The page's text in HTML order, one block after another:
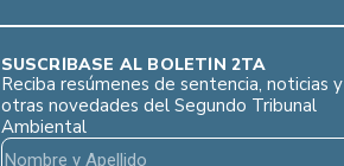
SUSCRÍBASE AL BOLETÍN 2TA
Reciba resúmenes de sentencia, noticias y
otras novedades del Segundo Tribunal
Ambiental